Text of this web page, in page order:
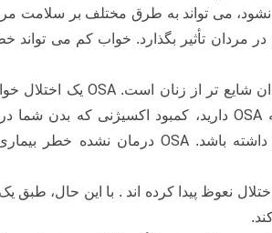
می تواند به طرق مختلف بر سلامت
مردان تأثیر بگذارد. خواب کم می تواند
شایع تر از زنان است. OSA یک اختلال
OSAدارید، کمبود اکسیژنی که بدن شما
باشد. OSAدرمان نشده خطر
نعوظ پیدا کرده اند . با این حال، طبق